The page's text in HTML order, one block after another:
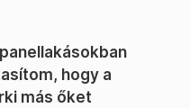
hogy a
más őket